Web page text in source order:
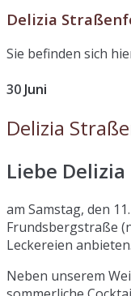
Delizia
Sie befinden sich
30 Juni
Delizia
Liebe
am Samstag, den
Frundsbergstraße
Leckereien anbieten.
Neben unserem